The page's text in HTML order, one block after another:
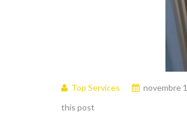
Top Services novembre
this post